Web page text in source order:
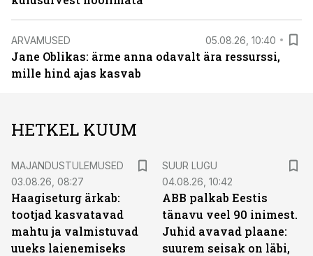
ARVAMUSED 05.08.26, 10:40
Jane Oblikas: ärme anna odavalt ära ressurssi,
mille hind ajas kasvab
HETKEL KUUM
MAJANDUSTULEMUSED
03.08.26, 08:27
Haagiseturg ärkab:
tootjad kasvatavad
mahtu ja valmistuvad
uueks laienemiseks
SUUR LUGU
04.08.26, 10:42
ABB palkab Eestis
tänavu veel 90 inimest.
Juhid avavad plaane:
suurem seisak on läbi,